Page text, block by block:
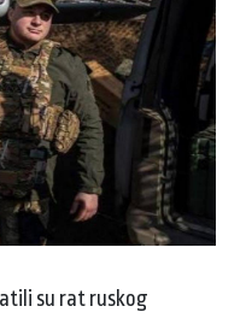
su rat ruskog